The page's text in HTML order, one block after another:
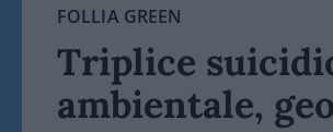
FOLLIA GREEN
Triplice
ambientale,